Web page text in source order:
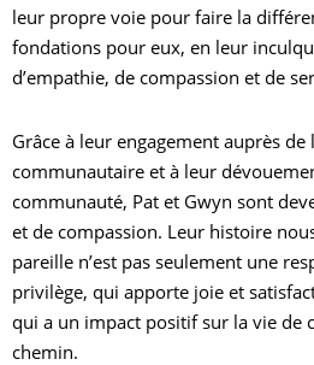
leur propre voie pour faire la
fondations pour eux, en leur
d’empathie, de compassion et de
Grâce à leur engagement auprès de
communautaire et à leur
communauté, Pat et Gwyn sont
et de compassion. Leur histoire
pareille n’est pas seulement une
privilège, qui apporte joie et
qui a un impact positif sur la vie de
chemin.